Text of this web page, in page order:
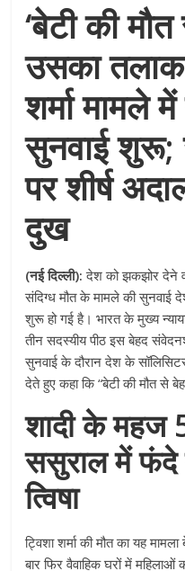
‘बेटी की
उसका तलाक
शर्मा मामले
सुनवाई
पर शीर्ष
दुख
(नई दिल्ली): देश को झकझोर देने
संदिग्ध मौत के मामले की सुनवाई
शुरू हो गई है। भारत के मुख्य
तीन सदस्यीय पीठ इस बेहद
सुनवाई के दौरान देश के
देते हुए कहा कि “बेटी की मौत से
शादी के महज
ससुराल में फंदे
त्विषा
ट्विशा शर्मा की मौत का यह
बार फिर वैवाहिक घरों में